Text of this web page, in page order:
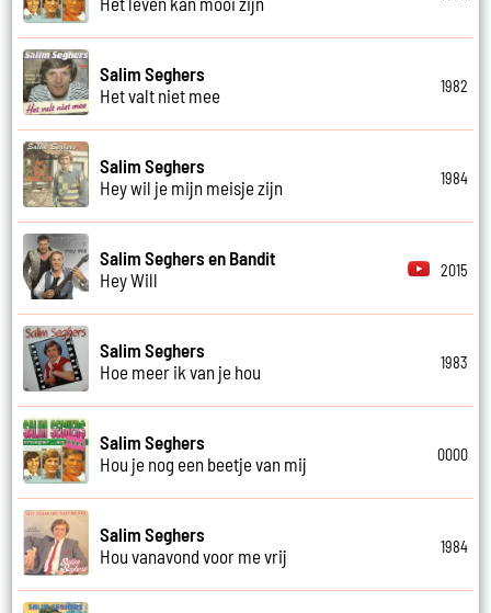
Salim Seghers
Het valt niet mee
1982
Salim Seghers
Hey wil je mijn meisje zijn
1984
Salim Seghers en Bandit
Hey Will
2015
Salim Seghers
Hoe meer ik van je hou
1983
Salim Seghers
Hou je nog een beetje van mij
0000
Salim Seghers
Hou vanavond voor me vrij
1984